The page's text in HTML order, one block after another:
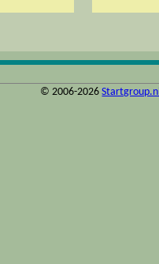
© 2006-2026